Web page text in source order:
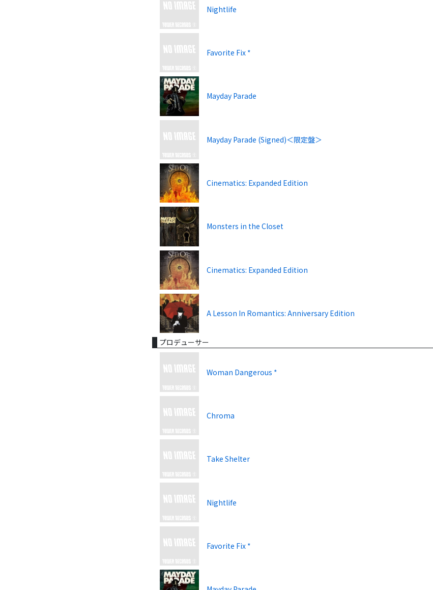
Nightlife
Favorite Fix *
Mayday Parade
Mayday Parade (Signed)＜限定盤＞
Cinematics: Expanded Edition
Monsters in the Closet
Cinematics: Expanded Edition
A Lesson In Romantics: Anniversary Edition
プロデューサー
Woman Dangerous *
Chroma
Take Shelter
Nightlife
Favorite Fix *